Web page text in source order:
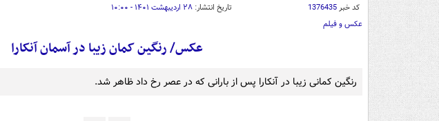
کد خبر1376435 تاریخ انتشار: ۲۸ اردیبهشت ۱۴۰۱ - ۱۰:۰۰
عکس و فیلم
عکس/ رنگین کمان زیبا در آسمان آنکارا
رنگین کمانی زیبا در آنکارا پس از بارانی که در عصر رخ داد ظاهر شد.